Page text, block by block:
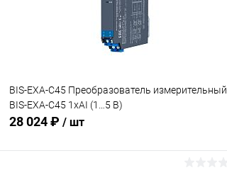
BIS-EXA-C45 Преобразователь измерительный
BIS-EXA-C45 1хAI (1…5 В)
28 024 ₽ / шт